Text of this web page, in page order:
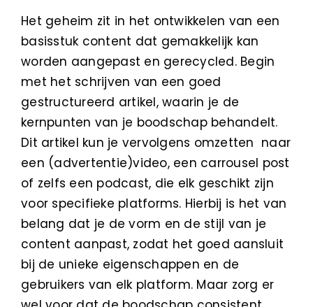
Het geheim zit in het ontwikkelen van een
basisstuk content dat gemakkelijk kan
worden aangepast en gerecycled. Begin
met het schrijven van een goed
gestructureerd artikel, waarin je de
kernpunten van je boodschap behandelt.
Dit artikel kun je vervolgens omzetten naar
een (advertentie)video, een carrousel post
of zelfs een podcast, die elk geschikt zijn
voor specifieke platforms. Hierbij is het van
belang dat je de vorm en de stijl van je
content aanpast, zodat het goed aansluit
bij de unieke eigenschappen en de
gebruikers van elk platform. Maar zorg er